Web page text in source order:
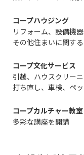
コープハウジング
リフォーム、設備機
その他住まいに関す
コープ文化サービス
引越、ハウスクリー
打ち直し、車検、ペ
コープカルチャー教室
多彩な講座を開講